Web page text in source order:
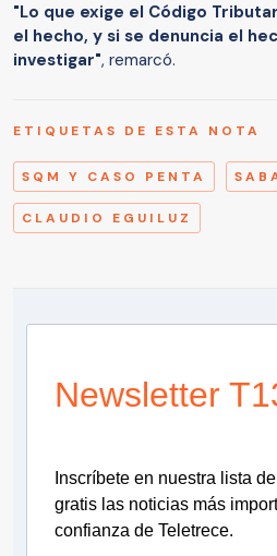
"Lo que exige el Código
el hecho, y si se denuncia el
investigar", remarcó.
ETIQUETAS DE ESTA NOTA
SQM Y CASO PENTA
CLAUDIO EGUILUZ
Newsletter
Inscríbete en nuestra lista
gratis las noticias más
confianza de Teletrece.